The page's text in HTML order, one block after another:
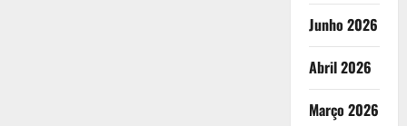
Junho 2026
Abril 2026
Março 2026